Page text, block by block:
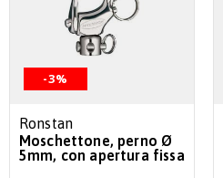
-3%
Ronstan
Moschettone, perno Ø
5mm, con apertura fissa